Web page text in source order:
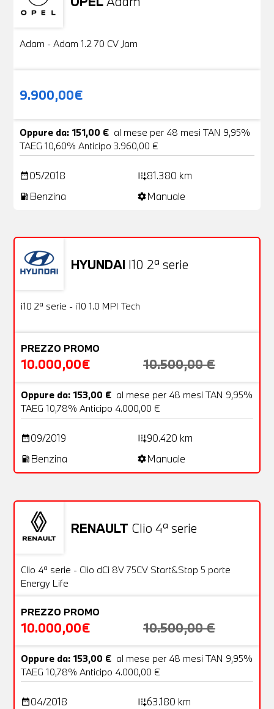
Usato
Adam - Adam 1.2 70 CV Jam
9.900,00€
Oppure da: 151,00 € al mese per 48 mesi TAN 9,95%
TAEG 10,60% Anticipo 3.960,00 €
date_range05/2018 add_road81.380 km
local_gas_station Benzina settingsManuale
HYUNDAI I10 2ª serie
OFFERTA
Usato
i10 2ª serie - i10 1.0 MPI Tech
PREZZO PROMO
10.000,00€ 10.500,00 €
Oppure da: 153,00 € al mese per 48 mesi TAN 9,95%
TAEG 10,78% Anticipo 4.000,00 €
date_range09/2019 add_road90.420 km
local_gas_station Benzina settingsManuale
RENAULT Clio 4ª serie
OFFERTA
Usato
Clio 4ª serie - Clio dCi 8V 75CV Start&Stop 5 porte
Energy Life
PREZZO PROMO
10.000,00€ 10.500,00 €
Oppure da: 153,00 € al mese per 48 mesi TAN 9,95%
TAEG 10,78% Anticipo 4.000,00 €
date_range04/2018 add_road63.180 km